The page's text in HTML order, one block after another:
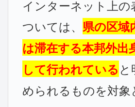
インターネット上の
ついては、 県の区域
は滞在する本邦外出
して行われている
められるものを対象